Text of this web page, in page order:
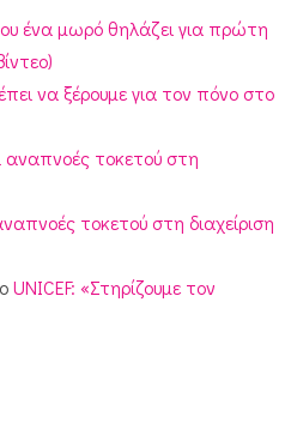
ένα μωρό θηλάζει για πρώτη
να ξέρουμε για τον πόνο στο
αναπνοές τοκετού στη
τοκετού στη διαχείριση
UNICEF: «Στηρίζουμε τον